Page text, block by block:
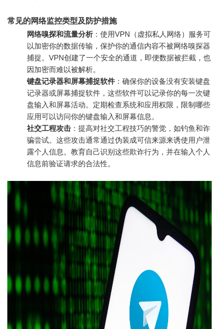
常见的网络监控类型及防护措施
网络嗅探和流量分析 ：使用VPN（虚拟私人网络）服务可
以加密你的数据传输，保护你的通信内容不被网络嗅探器
捕捉。VPN创建了一个安全的通道，即便数据被拦截，也
因加密而难以被解析。
键盘记录器和屏幕捕捉软件 ：确保你的设备没有安装键盘
记录器或屏幕捕捉软件，这些软件可以记录你的每一次键
盘输入和屏幕活动。定期检查系统和应用权限，限制哪些
应用可以访问你的键盘输入和屏幕信息。
社交工程攻击 ：提高对社交工程技巧的警觉，如钓鱼和诈
骗尝试。这些攻击通常通过伪装成可信来源来诱使用户泄
露个人信息。教育自己识别这些欺诈行为，并在输入个人
信息前验证请求的合法性。